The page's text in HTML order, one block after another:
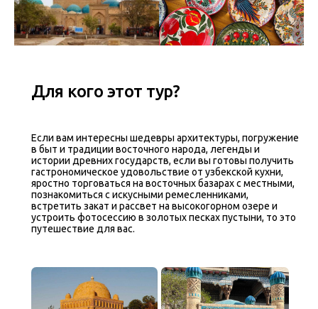
Для кого этот тур?
Если вам интересны шедевры архитектуры, погружение
в быт и традиции восточного народа, легенды и
истории древних государств, если вы готовы получить
гастрономическое удовольствие от узбекской кухни,
яростно торговаться на восточных базарах с местными,
познакомиться с искусными ремесленниками,
встретить закат и рассвет на высокогорном озере и
устроить фотосессию в золотых песках пустыни, то это
путешествие для вас.